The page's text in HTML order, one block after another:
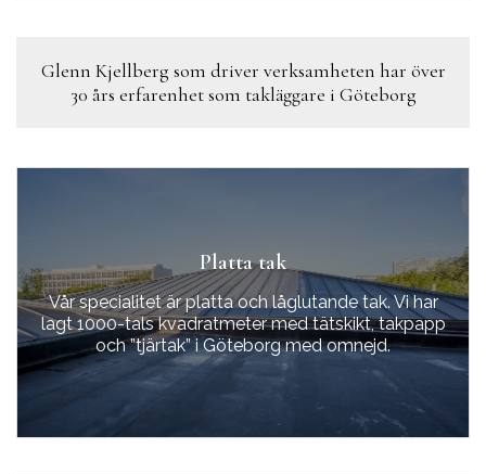
Glenn Kjellberg som driver verksamheten har över
30 års erfarenhet som takläggare i Göteborg
Platta tak
Vår specialitet är platta och låglutande tak. Vi har
lagt 1000-tals kvadratmeter med tätskikt, takpapp
och ”tjärtak” i Göteborg med omnejd.